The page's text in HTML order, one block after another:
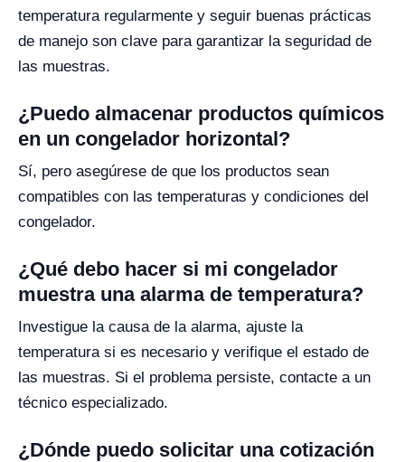
temperatura regularmente y seguir buenas prácticas
de manejo son clave para garantizar la seguridad de
las muestras.
¿Puedo almacenar productos químicos
en un congelador horizontal?
Sí, pero asegúrese de que los productos sean
compatibles con las temperaturas y condiciones del
congelador.
¿Qué debo hacer si mi congelador
muestra una alarma de temperatura?
Investigue la causa de la alarma, ajuste la
temperatura si es necesario y verifique el estado de
las muestras. Si el problema persiste, contacte a un
técnico especializado.
¿Dónde puedo solicitar una cotización